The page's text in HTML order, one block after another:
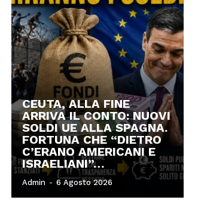
CEUTA, ALLA FINE
ARRIVA IL CONTO: NUOVI
SOLDI UE ALLA SPAGNA.
FORTUNA CHE “DIETRO
C’ERANO AMERICANI E
ISRAELIANI”…
Admin - 6 Agosto 2026